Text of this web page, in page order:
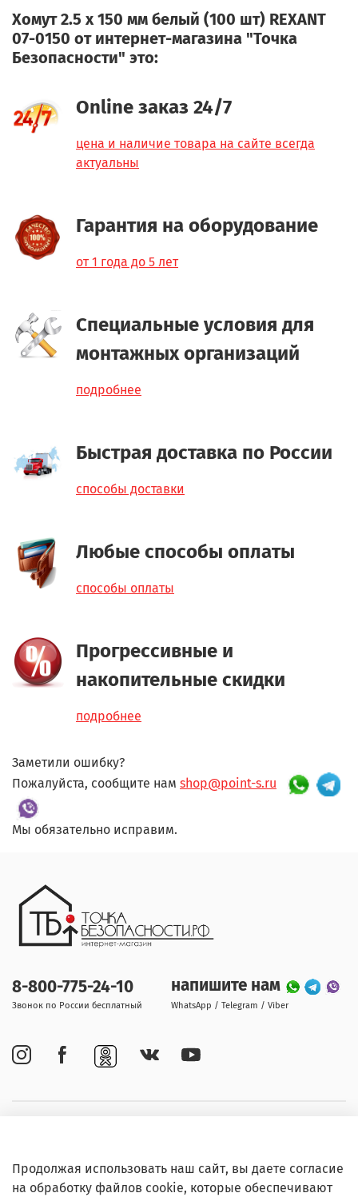
Хомут 2.5 х 150 мм белый (100 шт) REXANT
07-0150 от интернет-магазина "Точка
Безопасности" это:
Online заказ 24/7
цена и наличие товара на сайте всегда
актуальны
Гарантия на оборудование
от 1 года до 5 лет
Специальные условия для
монтажных организаций
подробнее
Быстрая доставка по России
способы доставки
Любые способы оплаты
способы оплаты
Прогрессивные и
накопительные скидки
подробнее
Заметили ошибку?
Пожалуйста, сообщите нам shop@point-s.ru
Мы обязательно исправим.
Информация
8-800-775-24-10
Звонок по России бесплатный
напишите нам
WhatsApp / Telegram / Viber
Продолжая использовать наш сайт, вы даете согласие
на обработку файлов cookie, которые обеспечивают